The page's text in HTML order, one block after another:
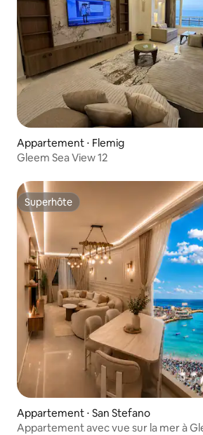
Appartement ⋅ Flemig
Gleem Sea View 12
Superhôte
Superhôte
Appartement ⋅ San Stefano
Appartement avec vue sur la mer à